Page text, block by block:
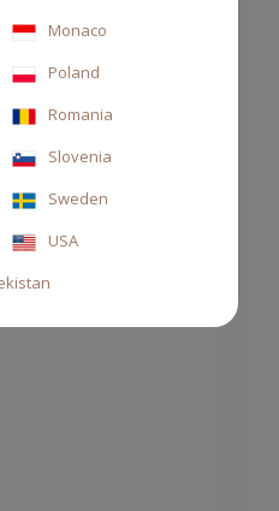
MAREMINERALE
€
Monaco
Poland
Romania
Slovenia
Sweden
USA